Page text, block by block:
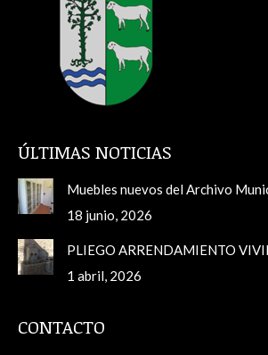
ÚLTIMAS NOTICIAS
Muebles nuevos del Archivo
18 junio, 2026
PLIEGO ARRENDAMIENTO
1 abril, 2026
CONTACTO